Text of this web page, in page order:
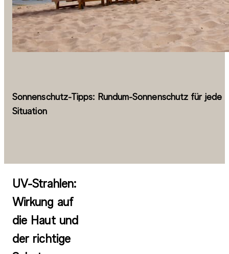
Sonnenschutz-Tipps: Rundum-Sonnenschutz für jede
Situation
UV-Strahlen:
Wirkung auf
die Haut und
der richtige